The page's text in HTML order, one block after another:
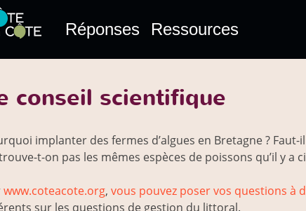
Réponses Ressources
conseil scientifique
implanter des fermes d’algues en Bretagne ?
t-on pas les mêmes espèces de poissons qu’il y a
www.coteacote.org, vous pouvez poser vos questions à
sur les questions de gestion du littoral.